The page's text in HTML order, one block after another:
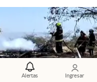
Alertas Ingresar